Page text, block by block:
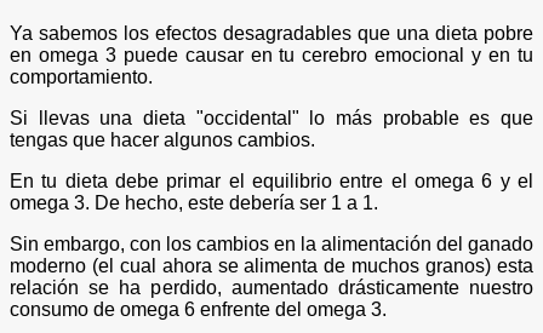
Ya sabemos los efectos desagradables que una dieta pobre
en omega 3 puede causar en tu cerebro emocional y en tu
comportamiento.
Si llevas una dieta "occidental" lo más probable es que
tengas que hacer algunos cambios.
En tu dieta debe primar el equilibrio entre el omega 6 y el
omega 3. De hecho, este debería ser 1 a 1.
Sin embargo, con los cambios en la alimentación del ganado
moderno (el cual ahora se alimenta de muchos granos) esta
relación se ha perdido, aumentado drásticamente nuestro
consumo de omega 6 enfrente del omega 3.